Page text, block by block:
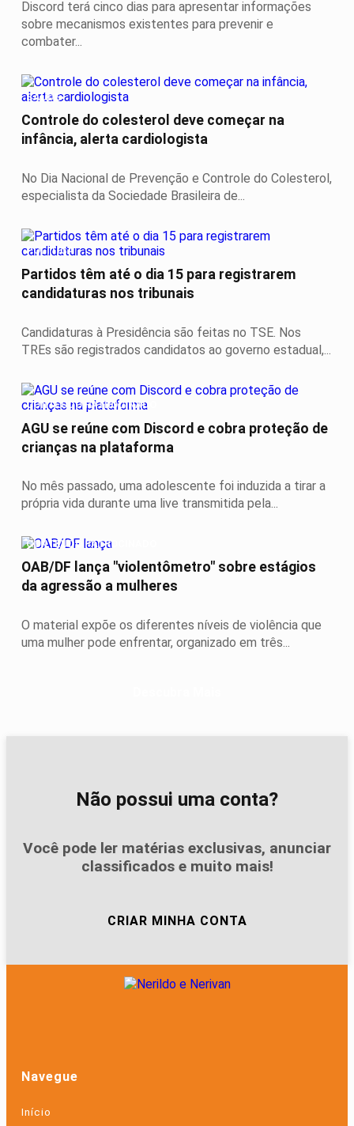
Discord terá cinco dias para apresentar informações
sobre mecanismos existentes para prevenir e
combater...
SAÚDE
Controle do colesterol deve começar na
infância, alerta cardiologista
No Dia Nacional de Prevenção e Controle do Colesterol,
especialista da Sociedade Brasileira de...
POLÍTICA
Partidos têm até o dia 15 para registrarem
candidaturas nos tribunais
Candidaturas à Presidência são feitas no TSE. Nos
TREs são registrados candidatos ao governo estadual,...
CONTEÚDO PATROCINADO
AGU se reúne com Discord e cobra proteção de
crianças na plataforma
No mês passado, uma adolescente foi induzida a tirar a
própria vida durante uma live transmitida pela...
CONTEÚDO PATROCINADO
OAB/DF lança "violentômetro" sobre estágios
da agressão a mulheres
O material expõe os diferentes níveis de violência que
uma mulher pode enfrentar, organizado em três...
Não possui uma conta?
Você pode ler matérias exclusivas, anunciar
classificados e muito mais!
CRIAR MINHA CONTA
Navegue
Início